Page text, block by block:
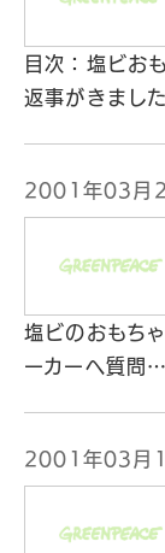
目次：塩ビお
返事がきまし
2001年03月
塩ビのおもち
ーカーへ質問
2001年03月